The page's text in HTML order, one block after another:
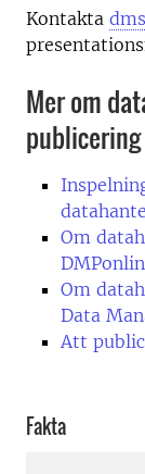
Kontakta
Mer om
publicering
Om
Om
Data
Att
Fakta